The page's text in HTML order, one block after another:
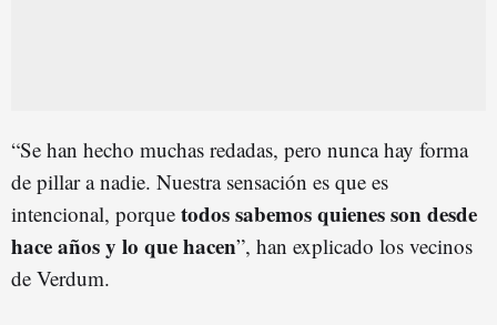
“Se han hecho muchas redadas, pero nunca hay forma
de pillar a nadie. Nuestra sensación es que es
intencional, porque todos sabemos quienes son desde
hace años y lo que hacen”, han explicado los vecinos
de Verdum.